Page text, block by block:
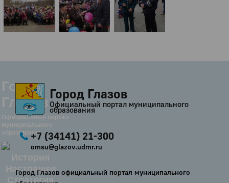
Город
Глазов
Официальный портал
муниципального
образования
История
Настоящее
Стратегия
Город Глазов
Официальный портал муниципального
образования
+7 (34141) 21-300
omsu@glazov.udmr.ru
Город Глазов официальный портал муниципального